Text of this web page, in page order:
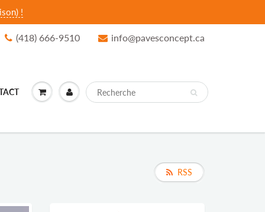
!
(418) 666-9510 info@pavesconcept.ca
RSS